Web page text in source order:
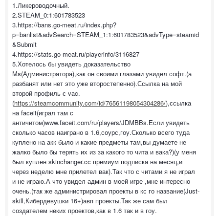
1.Ликероводочный.
2.STEAM_0:1:601783523
3.https://bans.go-meat.ru/index.php?
p=banlist&advSearch=STEAM_1:1:601783523&advType=steamid
&Submit
4.https://stats.go-meat.ru/playerinfo/3116827
5.Хотелось бы увидеть доказательство
Ms(Администратора),как он своими глазами увидел софт.(а
разбанят или нет это уже второстепенно).Ссылка на мой
второй профиль с vac.
(https://steamcommunity.com/id/76561198054304286/),ссылка
на faceit(играл там с
античитом)www.faceit.com/ru/players/JDMBBs.Если увидеть
сколько часов наиграно в 1.6,соурс,гоу.Сколько всего туда
куплено на акк было и какие предметы там,вы думаете не
жалко было бы терять их из за какого то чита и вака?)(у меня
был куплен skinchanger.cc премиум подписка на месяц,и
через неделю мне прилетел вак).Так что с читами я не играл
и не играю.А что увидел админ в моей игре ,мне интересно
очень.(так же администрировал проекты в кс го название(Just-
skill,Кибердевушки 16+)авп проекты.Так же сам был
создателем неких проектов,как в 1.6 так и в гоу.